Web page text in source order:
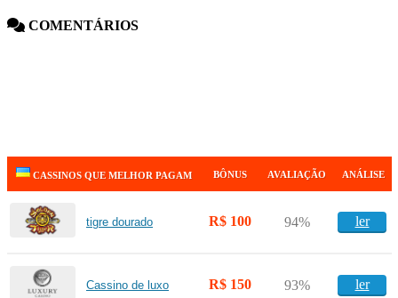
COMENTÁRIOS
CASSINOS QUE MELHOR PAGAM BÔNUS AVALIAÇÃO ANÁLISE
tigre dourado R$ 100 94% ler
Cassino de luxo R$ 150 93% ler